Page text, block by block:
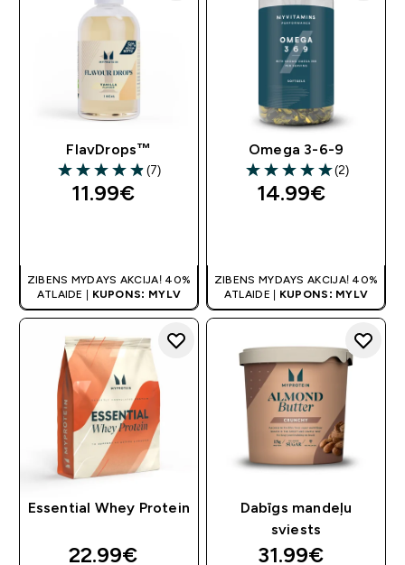
FlavDrops™
4.86 out of 5 stars
(7)
11.99€‎
ZIBENS MYDAYS AKCIJA! 40%
ATLAIDE |
KUPONS: MYLV
Omega 3-6-9
5 out of 5 stars
(2)
14.99€‎
ZIBENS MYDAYS AKCIJA! 40%
ATLAIDE | KUPONS: MYLV
Essential Whey Protein
22.99€‎
Dabīgs mandeļu
sviests
31.99€‎